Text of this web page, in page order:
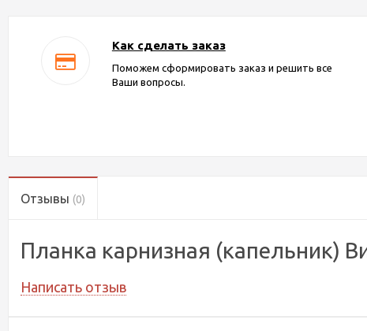
Как сделать заказ
Поможем сформировать заказ и решить все
Ваши вопросы.
Отзывы (0)
Планка карнизная (капельник)
Написать отзыв